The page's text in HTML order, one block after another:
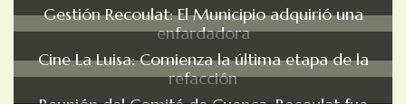
Gestión Recoulat: El Municipio adquirió una
enfardadora
Cine La Luisa: Comienza la última etapa de la
refacción